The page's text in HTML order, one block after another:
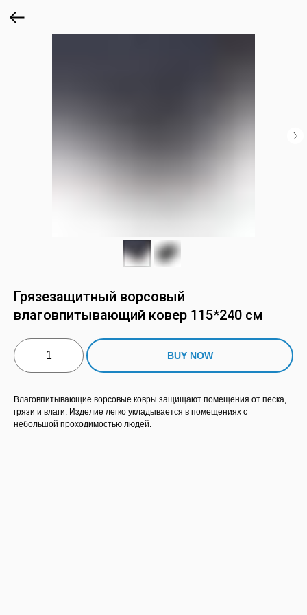
Грязезащитный ворсовый
влаговпитывающий ковер 115*240 см
BUY NOW
Влаговпитывающие ворсовые ковры защищают помещения от песка,
грязи и влаги. Изделие легко укладывается в помещениях с
небольшой проходимостью людей.